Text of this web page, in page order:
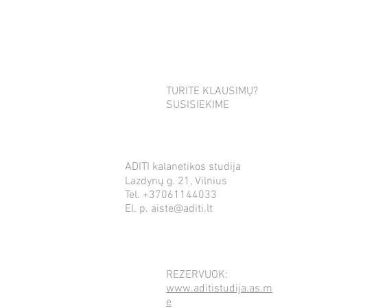
TURITE KLAUSIMŲ?
SUSISIEKIME
ADITI kalanetikos studija
Lazdynų g. 21, Vilnius
Tel. +37061144033
El. p. aiste@aditi.lt
REZERVUOK:
www.aditistudija.as.m
e